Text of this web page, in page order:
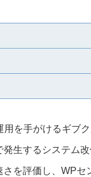
用を手がけるギブ
生するシステム
さを評価し、WP